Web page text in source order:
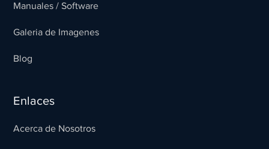
Manuales / Software
Galeria de Imagenes
Blog
Enlaces
Acerca de Nosotros